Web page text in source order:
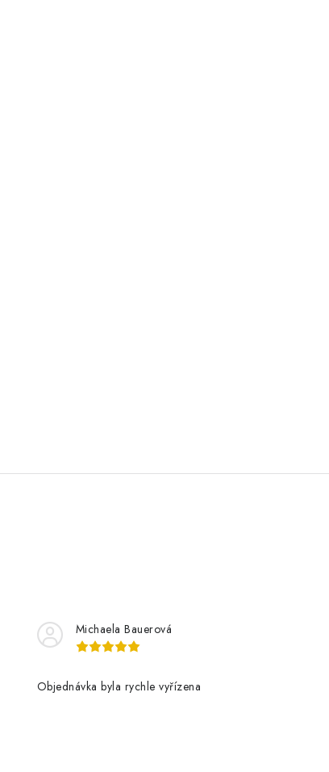
Michaela Bauerová
Objednávka byla rychle vyřízena